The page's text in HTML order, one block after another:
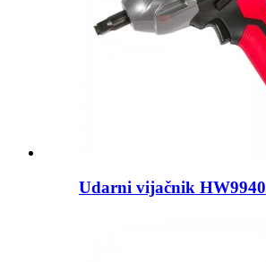
Udarni vijačnik HW9940